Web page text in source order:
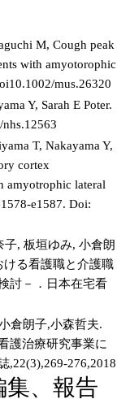
M, Cough peak
with amyotorophic
mus.26320
Y, Sarah E Poter.
T, Nakayama Y,
cortex
amyotrophic lateral
e1587. Doi:
子, 板垣ゆみ, 小倉朗
る看護職と介護職
討－．日本在宅看
倉朗子,小森哲夫.
護治療研究事業に
,22(3),269-276,2018
集、報告